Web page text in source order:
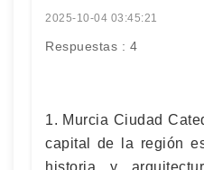
2025-10-04 03:45:21
Respuestas : 4
1. Murcia Ciudad
capital de la región
historia y